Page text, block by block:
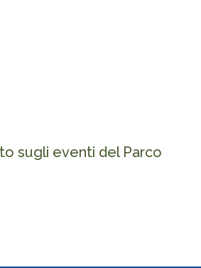
sugli eventi del Parco